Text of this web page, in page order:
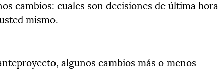
cambios: cuales son decisiones de última hora
mismo.
algunos cambios más o menos